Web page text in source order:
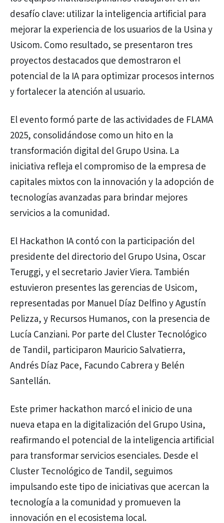
desafío clave: utilizar la inteligencia artificial para
mejorar la experiencia de los usuarios de la Usina y
Usicom. Como resultado, se presentaron tres
proyectos destacados que demostraron el
potencial de la IA para optimizar procesos internos
y fortalecer la atención al usuario.
El evento formó parte de las actividades de FLAMA
2025, consolidándose como un hito en la
transformación digital del Grupo Usina. La
iniciativa refleja el compromiso de la empresa de
capitales mixtos con la innovación y la adopción de
tecnologías avanzadas para brindar mejores
servicios a la comunidad.
El Hackathon IA contó con la participación del
presidente del directorio del Grupo Usina, Oscar
Teruggi, y el secretario Javier Viera. También
estuvieron presentes las gerencias de Usicom,
representadas por Manuel Díaz Delfino y Agustín
Pelizza, y Recursos Humanos, con la presencia de
Lucía Canziani. Por parte del Cluster Tecnológico
de Tandil, participaron Mauricio Salvatierra,
Andrés Díaz Pace, Facundo Cabrera y Belén
Santellán.
Este primer hackathon marcó el inicio de una
nueva etapa en la digitalización del Grupo Usina,
reafirmando el potencial de la inteligencia artificial
para transformar servicios esenciales. Desde el
Cluster Tecnológico de Tandil, seguimos
impulsando este tipo de iniciativas que acercan la
tecnología a la comunidad y promueven la
innovación en el ecosistema local.